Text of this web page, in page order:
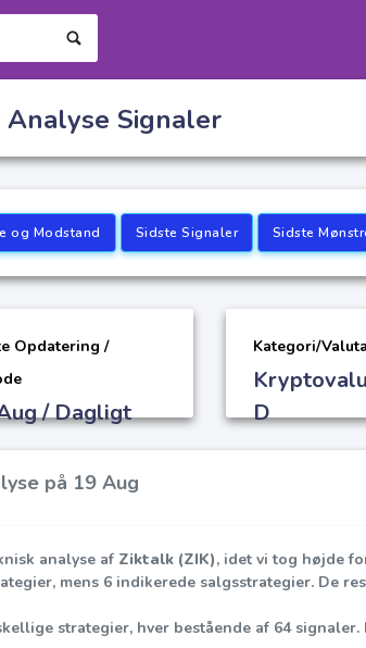
Analyse Signaler
og Modstand Sidste Signaler Sidste
Opdatering /
/ Dagligt
Kategori/Valuta
D
på 19 Aug
analyse af Ziktalk (ZIK), idet vi tog højde
mens 6 indikerede salgsstrategier. De
strategier, hver bestående af 64